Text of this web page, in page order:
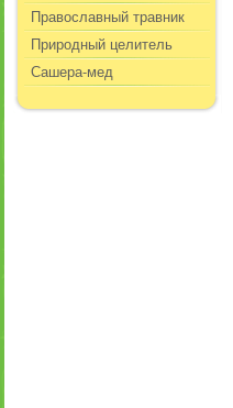
Православный травник
Природный целитель
Сашера-мед